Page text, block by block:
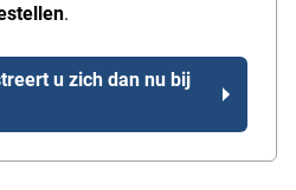
.
u zich dan nu bij